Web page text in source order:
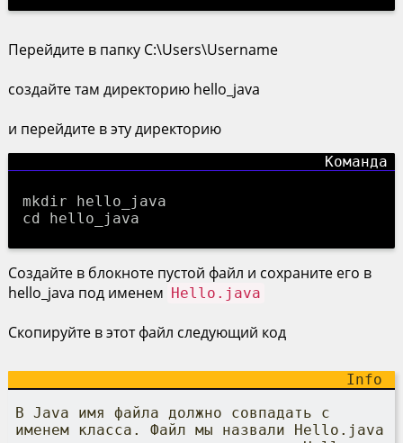
Перейдите в папку C:\Users\Username
создайте там директорию hello_java
и перейдите в эту директорию
mkdir hello_java
cd hello_java
Создайте в блокноте пустой файл и сохраните его в
hello_java под именем Hello.java
Скопируйте в этот файл следующий код
В Java имя файла должно совпадать с
именем класса. Файл мы назвали Hello.java